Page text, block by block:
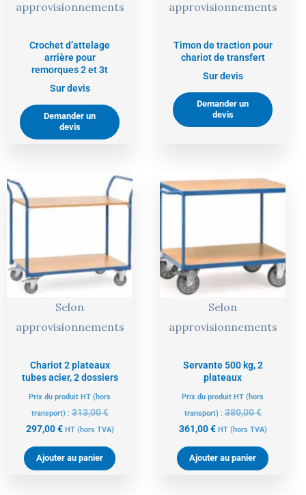
approvisionnements
Crochet d’attelage
arrière pour
remorques 2 et 3t
Sur devis
Demander un
devis
approvisionnements
Timon de traction pour
chariot de transfert
Sur devis
Demander un
devis
Selon
approvisionnements
Chariot 2 plateaux
tubes acier, 2 dossiers
Prix du produit HT (hors
transport) :313,00€
Le
prix
initial
297,00€
actuel
HT (hors TVA)
Ajouter au panier
Selon
approvisionnements
Servante 500 kg, 2
plateaux
Prix du produit HT (hors
transport) :380,00€
Le
prix
361,00€
Le
prix
HT (hors TVA)
Ajouter au panier